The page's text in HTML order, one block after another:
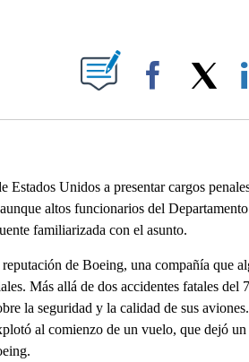
ABOUT NEW PAGES ON "".
Facebook
Unidos a presentar cargos
altos funcionarios del
familiarizada con el asunto.
de Boeing, una compañía que
Más allá de dos accidentes fatales del
la seguridad y la calidad de sus
al comienzo de un vuelo, que dejó un